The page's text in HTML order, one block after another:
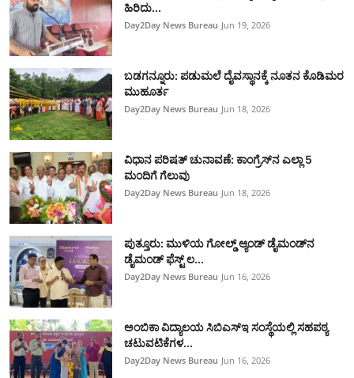
ಹಿರಿದು...
Day2Day News Bureau Jun 19, 2026
ಬಡಗನ್ನೂರು: ಪಡುಮಲೆ ದೈವಸ್ಥಾನಕ್ಕೆ ನೂತನ ಕೊಡಿಮರ
ಮುಹೂರ್ತ
Day2Day News Bureau Jun 18, 2026
ವಿಧಾನ ಪರಿಷತ್ ಚುನಾವಣೆ: ಕಾಂಗ್ರೆಸ್‌ನ ಎಲ್ಲಾ 5
ಮಂದಿಗೆ ಗೆಲುವು
Day2Day News Bureau Jun 18, 2026
ಪುತ್ತೂರು: ಮುಳಿಯ ಗೋಲ್ಡ್ ಆ್ಯಂಡ್ ಡೈಮಂಡ್‌ನ
ಡೈಮಂಡ್ ಫೆಸ್ಟ್‌ ಲ...
Day2Day News Bureau Jun 16, 2026
ಅಂಬಿಕಾ ವಿದ್ಯಾಲಯ ಸಿಬಿಎಸ್‌ಇ ಸಂಸ್ಥೆಯಲ್ಲಿ ಸಹಪಠ್ಯ
ಚಟುವಟಿಕೆಗಳ...
Day2Day News Bureau Jun 16, 2026